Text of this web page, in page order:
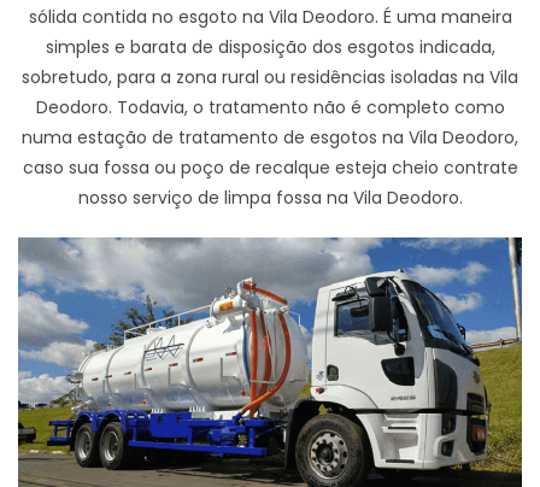
sólida contida no esgoto na Vila Deodoro. É uma maneira
simples e barata de disposição dos esgotos indicada,
sobretudo, para a zona rural ou residências isoladas na Vila
Deodoro. Todavia, o tratamento não é completo como
numa estação de tratamento de esgotos na Vila Deodoro,
caso sua fossa ou poço de recalque esteja cheio contrate
nosso serviço de limpa fossa na Vila Deodoro.